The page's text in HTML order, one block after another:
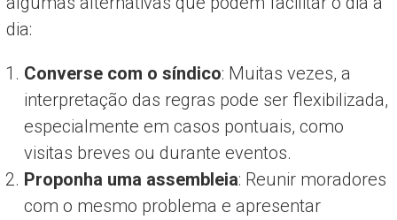
dia:
Converse com o síndico: Muitas vezes, a
interpretação das regras pode ser flexibilizada,
especialmente em casos pontuais, como
visitas breves ou durante eventos.
Proponha uma assembleia: Reunir moradores
com o mesmo problema e apresentar